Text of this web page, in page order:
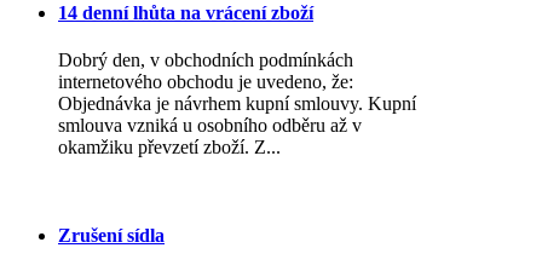
14 denní lhůta na vrácení zboží
Dobrý den, v obchodních podmínkách
internetového obchodu je uvedeno, že:
Objednávka je návrhem kupní smlouvy. Kupní
smlouva vzniká u osobního odběru až v
okamžiku převzetí zboží. Z...
Zrušení sídla